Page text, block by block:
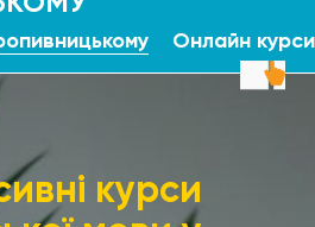
Онлайн
курси